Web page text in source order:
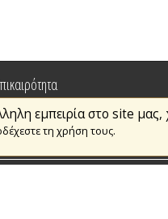
εμπειρία στο site
τη χρήση τους.